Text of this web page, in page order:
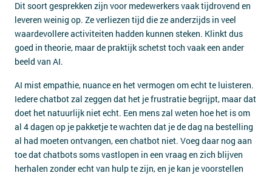
Dit soort gesprekken zijn voor medewerkers vaak tijdrovend en
leveren weinig op. Ze verliezen tijd die ze anderzijds in veel
waardevollere activiteiten hadden kunnen steken. Klinkt dus
goed in theorie, maar de praktijk schetst toch vaak een ander
beeld van AI.
AI mist empathie, nuance en het vermogen om echt te luisteren.
Iedere chatbot zal zeggen dat het je frustratie begrijpt, maar dat
doet het natuurlijk niet echt. Een mens zal weten hoe het is om
al 4 dagen op je pakketje te wachten dat je de dag na bestelling
al had moeten ontvangen, een chatbot niet. Voeg daar nog aan
toe dat chatbots soms vastlopen in een vraag en zich blijven
herhalen zonder echt van hulp te zijn, en je kan je voorstellen